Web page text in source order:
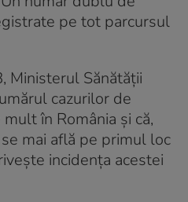
pe tot parcursul
Ministerul Sănătății
cazurilor de
în România și că,
mai află pe primul loc
incidenţa acestei